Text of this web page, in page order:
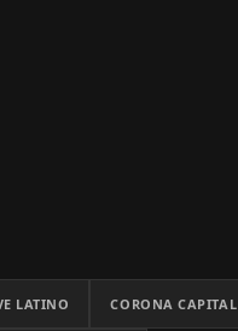
LATINO CORONA CAPITAL